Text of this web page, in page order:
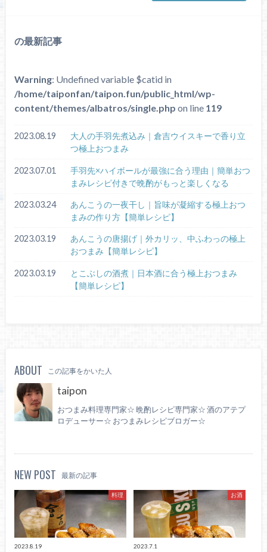
の最新記事
Warning: Undefined variable $catid in
/home/taiponfan/taipon.fun/public_html/wp-
content/themes/albatros/single.php on line 119
2023.08.19
大人の手羽先煮込み｜倉吉ウイスキーで香り立
つ極上おつまみ
2023.07.01
手羽先×ハイボールが最強に合う理由｜簡単おつ
まみレシピ付きで晩酌がもっと楽しくなる
2023.03.24
あんこうの一夜干し｜旨味が凝縮する極上おつ
まみの作り方【簡単レシピ】
2023.03.19
あんこうの唐揚げ｜外カリッ、中ふわっの極上
おつまみ【簡単レシピ】
2023.03.19
とこぶしの酒煮｜日本酒に合う極上おつまみ
【簡単レシピ】
ABOUT この記事をかいた人
taipon
おつまみ料理専門家☆ 晩酌レシピ専門家☆ 酒のアテプ
ロデューサー☆ おつまみレシピブロガー☆
NEW POST 最新の記事
料理
2023.8.19
お酒
2023.7.1